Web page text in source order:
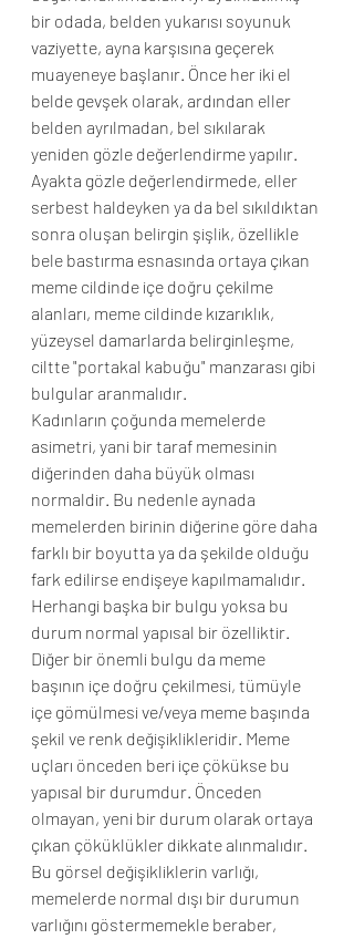
bir odada, belden yukarısı soyunuk
vaziyette, ayna karşısına geçerek
muayeneye başlanır. Önce her iki el
belde gevşek olarak, ardından eller
belden ayrılmadan, bel sıkılarak
yeniden gözle değerlendirme yapılır.
Ayakta gözle değerlendirmede, eller
serbest haldeyken ya da bel sıkıldıktan
sonra oluşan belirgin şişlik, özellikle
bele bastırma esnasında ortaya çıkan
meme cildinde içe doğru çekilme
alanları, meme cildinde kızarıklık,
yüzeysel damarlarda belirginleşme,
ciltte "portakal kabuğu" manzarası gibi
bulgular aranmalıdır.
Kadınların çoğunda memelerde
asimetri, yani bir taraf memesinin
diğerinden daha büyük olması
normaldir. Bu nedenle aynada
memelerden birinin diğerine göre daha
farklı bir boyutta ya da şekilde olduğu
fark edilirse endişeye kapılmamalıdır.
Herhangi başka bir bulgu yoksa bu
durum normal yapısal bir özelliktir.
Diğer bir önemli bulgu da meme
başının içe doğru çekilmesi, tümüyle
içe gömülmesi ve/veya meme başında
şekil ve renk değişiklikleridir. Meme
uçları önceden beri içe çökükse bu
yapısal bir durumdur. Önceden
olmayan, yeni bir durum olarak ortaya
çıkan çöküklükler dikkate alınmalıdır.
Bu görsel değişikliklerin varlığı,
memelerde normal dışı bir durumun
varlığını göstermemekle beraber,